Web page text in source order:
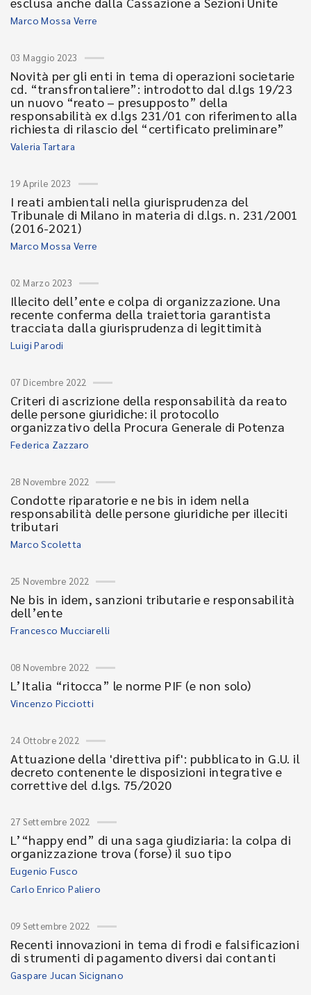
Marco Mossa Verre
03 Maggio 2023
Novità per gli enti in tema di operazioni societarie
cd. “transfrontaliere”: introdotto dal d.lgs 19/23
un nuovo “reato – presupposto” della
responsabilità ex d.lgs 231/01 con riferimento alla
richiesta di rilascio del “certificato preliminare”
Valeria Tartara
19 Aprile 2023
I reati ambientali nella giurisprudenza del
Tribunale di Milano in materia di d.lgs. n. 231/2001
(2016-2021)
Marco Mossa Verre
02 Marzo 2023
Illecito dell’ente e colpa di organizzazione. Una
recente conferma della traiettoria garantista
tracciata dalla giurisprudenza di legittimità
Luigi Parodi
07 Dicembre 2022
Criteri di ascrizione della responsabilità da reato
delle persone giuridiche: il protocollo
organizzativo della Procura Generale di Potenza
Federica Zazzaro
28 Novembre 2022
Condotte riparatorie e ne bis in idem nella
responsabilità delle persone giuridiche per illeciti
tributari
Marco Scoletta
25 Novembre 2022
Ne bis in idem, sanzioni tributarie e responsabilità
dell’ente
Francesco Mucciarelli
08 Novembre 2022
L’Italia “ritocca” le norme PIF (e non solo)
Vincenzo Picciotti
24 Ottobre 2022
Attuazione della 'direttiva pif': pubblicato in G.U. il
decreto contenente le disposizioni integrative e
correttive del d.lgs. 75/2020
27 Settembre 2022
L’“happy end” di una saga giudiziaria: la colpa di
organizzazione trova (forse) il suo tipo
Eugenio Fusco
Carlo Enrico Paliero
09 Settembre 2022
Recenti innovazioni in tema di frodi e falsificazioni
di strumenti di pagamento diversi dai contanti
Gaspare Jucan Sicignano